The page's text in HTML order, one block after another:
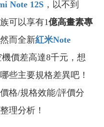
Note 12S ，以不到
可以享有1億高畫素專
而全新紅米Note
機價差高達8千元，想
些主要規格差異吧！
格/規格效能/評價分
理分析！